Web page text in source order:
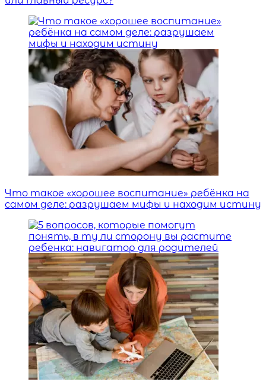
Что такое «хорошее воспитание» ребёнка на
самом деле: разрушаем мифы и находим истину